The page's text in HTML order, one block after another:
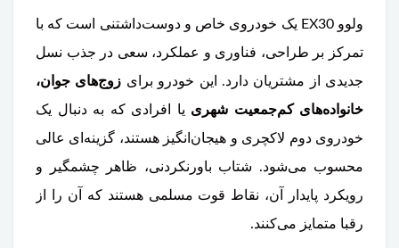
ولوو EX30 یک خودروی خاص و دوست‌داشتنی است که با
تمرکز بر طراحی، فناوری و عملکرد، سعی در جذب نسل
جدیدی از مشتریان دارد. این خودرو برای زوج‌های جوان،
خانواده‌های کم‌جمعیت شهری یا افرادی که به دنبال یک
خودروی دوم لاکچری و هیجان‌انگیز هستند، گزینه‌ای عالی
محسوب می‌شود. شتاب باورنکردنی، ظاهر چشمگیر و
رویکرد پایدار آن، نقاط قوت مسلمی هستند که آن را از
رقبا متمایز می‌کنند.